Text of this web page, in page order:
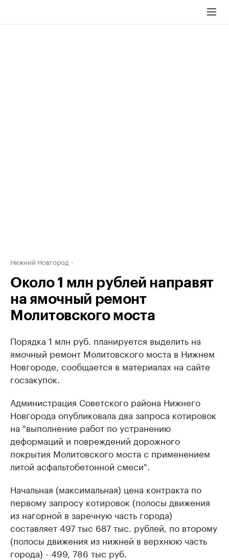
Нижний Новгород
Около 1 млн рублей направят
на ямочный ремонт
Молитовского моста
Порядка 1 млн руб. планируется выделить на
ямочный ремонт Молитовского моста в Нижнем
Новгороде, сообщается в материалах на сайте
госзакупок.
Администрация Советского района Нижнего
Новгорода опубликовала два запроса котировок
на "выполнение работ по устранению
деформаций и повреждений дорожного
покрытия Молитовского моста с применением
литой асфальтобетонной смеси".
Начальная (максимальная) цена контракта по
первому запросу котировок (полосы движения
из нагорной в заречную часть города)
составляет 497 тыс 687 тыс. рублей, по второму
(полосы движения из нижней в верхнюю часть
города) - 499, 786 тыс руб.